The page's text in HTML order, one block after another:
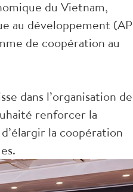
du Vietnam,
au développement
de coopération au
dans l’organisation de
renforcer la
la coopération